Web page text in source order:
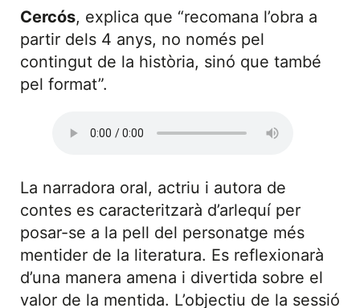
Cercós, explica que “recomana l’obra a
partir dels 4 anys, no només pel
contingut de la història, sinó que també
pel format”.
La narradora oral, actriu i autora de
contes es caracteritzarà d’arlequí per
posar-se a la pell del personatge més
mentider de la literatura. Es reflexionarà
d’una manera amena i divertida sobre el
valor de la mentida. L’objectiu de la sessió